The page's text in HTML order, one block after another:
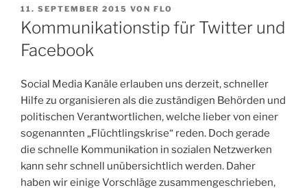
VERÖFFENTLICHT
AM
11. SEPTEMBER 2015 VON FLO
Kommunikationstip für Twitter und
Facebook
Social Media Kanäle erlauben uns derzeit, schneller
Hilfe zu organisieren als die zuständigen Behörden und
politischen Verantwortlichen, welche lieber von einer
sogenannten „Flüchtlingskrise“ reden. Doch gerade
die schnelle Kommunikation in sozialen Netzwerken
kann sehr schnell unübersichtlich werden. Daher
haben wir einige Vorschläge zusammengeschrieben,